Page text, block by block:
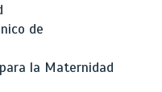
de
la Maternidad